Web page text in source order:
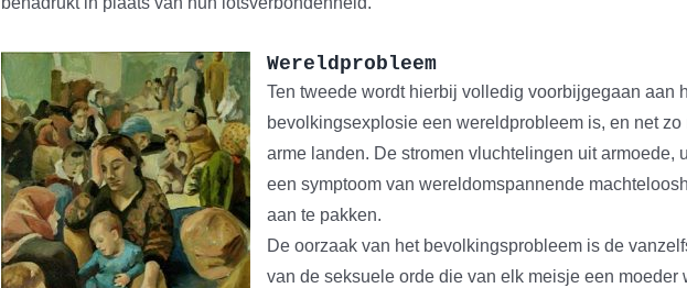
Wereldprobleem
Ten tweede wordt hierbij volledig voorbijgegaan aan
bevolkingsexplosie een wereldprobleem is, en net
arme landen. De stromen vluchtelingen uit armoede,
een symptoom van wereldomspannende
aan te pakken.
De oorzaak van het bevolkingsprobleem is de
van de seksuele orde die van elk meisje een moeder